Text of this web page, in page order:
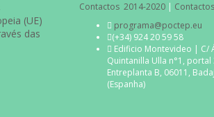
(UE)
das
Contactos 2014-2020|
programa@poctep.eu
(+34) 924 20 59 58
Edificio Montevideo | C/
Quintanilla Ulla n°1, portal
Entreplanta B, 06011,
(Espanha)